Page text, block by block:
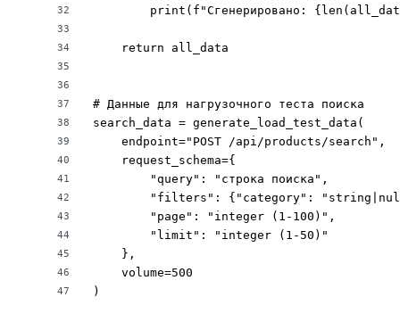
32
33
34
35
36
37
38
39
40
41
42
43
44
45
46
47
print(f"Сгенерировано:
    return all_data
# Данные для нагрузочного теста поиска
search_data = generate_load_test_data(
    endpoint="POST /api/products/search",
    request_schema={
        "query": "строка поиска",
"filters": {"category":
        "page": "integer (1-100)",
        "limit": "integer (1-50)"
    },
    volume=500
)